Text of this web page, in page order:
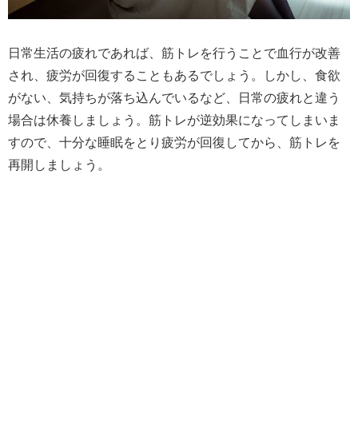
日常生活の疲れであれば、筋トレを行うことで血行が改善
され、疲労が回復することもあるでしょう。しかし、食欲
がない、気持ちが落ち込んでいるなど、日常の疲れと違う
場合は休養しましょう。筋トレが逆効果になってしまいま
すので、十分な睡眠をとり疲労が回復してから、筋トレを
再開しましょう。